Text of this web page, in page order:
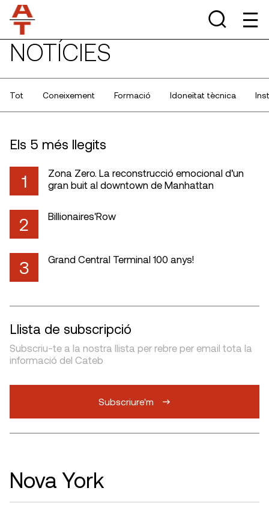
NOTÍCIES
Tot Coneixement Formació Idoneïtat tècnica
Els 5 més llegits
1
Zona Zero. La reconstrucció emocional d’un
gran buit al downtown de Manhattan
2 Billionaires'Row
3 Grand Central Terminal 100 anys!
Llista de subscripció
Subscriu-te a la nostra llista per rebre per email tota la
informació del Cateb
Subscriure'm
Nova York